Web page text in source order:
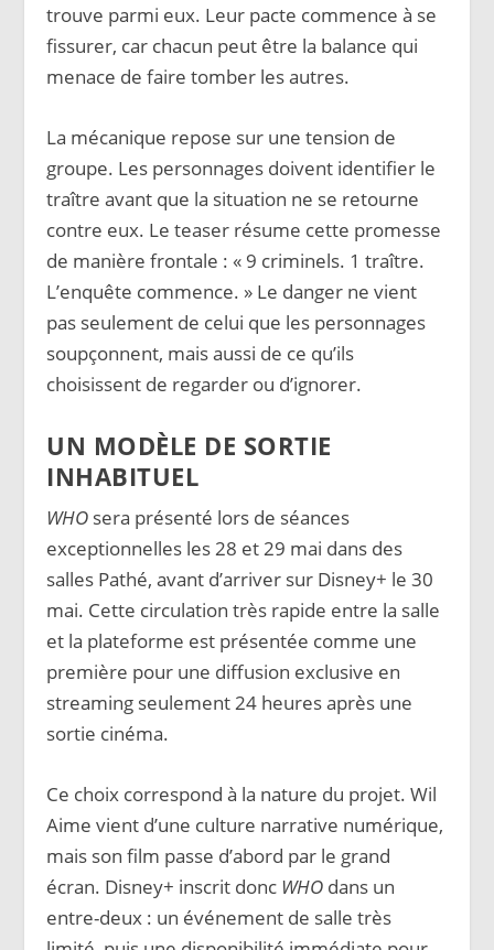
trouve parmi eux. Leur pacte commence à se
fissurer, car chacun peut être la balance qui
menace de faire tomber les autres.
La mécanique repose sur une tension de
groupe. Les personnages doivent identifier le
traître avant que la situation ne se retourne
contre eux. Le teaser résume cette promesse
de manière frontale : « 9 criminels. 1 traître.
L’enquête commence. » Le danger ne vient
pas seulement de celui que les personnages
soupçonnent, mais aussi de ce qu’ils
choisissent de regarder ou d’ignorer.
UN MODÈLE DE SORTIE
INHABITUEL
WHO sera présenté lors de séances
exceptionnelles les 28 et 29 mai dans des
salles Pathé, avant d’arriver sur Disney+ le 30
mai. Cette circulation très rapide entre la salle
et la plateforme est présentée comme une
première pour une diffusion exclusive en
streaming seulement 24 heures après une
sortie cinéma.
Ce choix correspond à la nature du projet. Wil
Aime vient d’une culture narrative numérique,
mais son film passe d’abord par le grand
écran. Disney+ inscrit donc WHO dans un
entre-deux : un événement de salle très